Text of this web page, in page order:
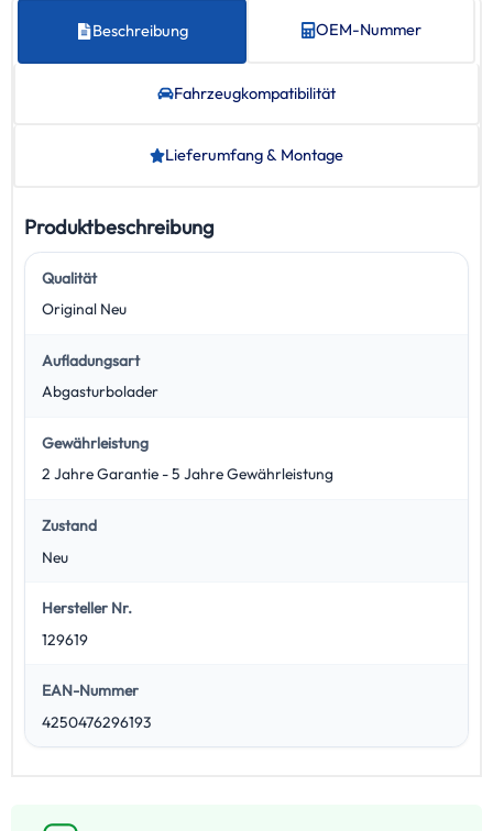
Beschreibung OEM-Nummer
Fahrzeug­kompatibilität
Lieferumfang & Montage
Produktbeschreibung
Qualität
Original Neu
Aufladungsart
Abgasturbolader
Gewährleistung
2 Jahre Garantie - 5 Jahre Gewährleistung
Zustand
Neu
Hersteller Nr.
129619
EAN-Nummer
4250476296193